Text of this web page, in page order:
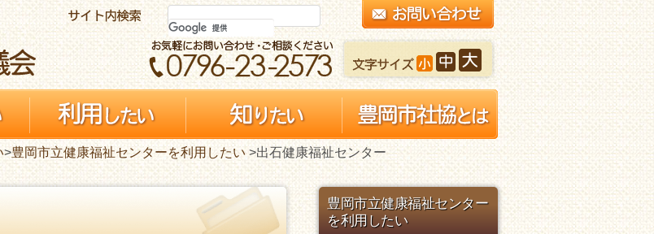
>豊岡市立健康福祉センターを利用したい>出石健康福祉センター
豊岡市立健康福祉センター
を利用したい